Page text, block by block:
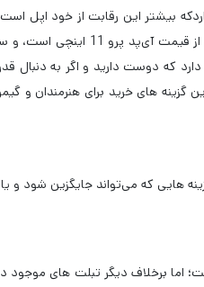
پرو اندکی از قدرت خود کاسته می‌شود، اما
این حال، چیزهای زیادی در مورد آی‌پد پرو 11 اینچی وجود دارد
شد یکی از بهترین گزینه های خرید برای
هایی که می‌تواند جایگزین شود و یا